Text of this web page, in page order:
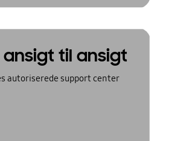
til ansigt
autoriserede support center